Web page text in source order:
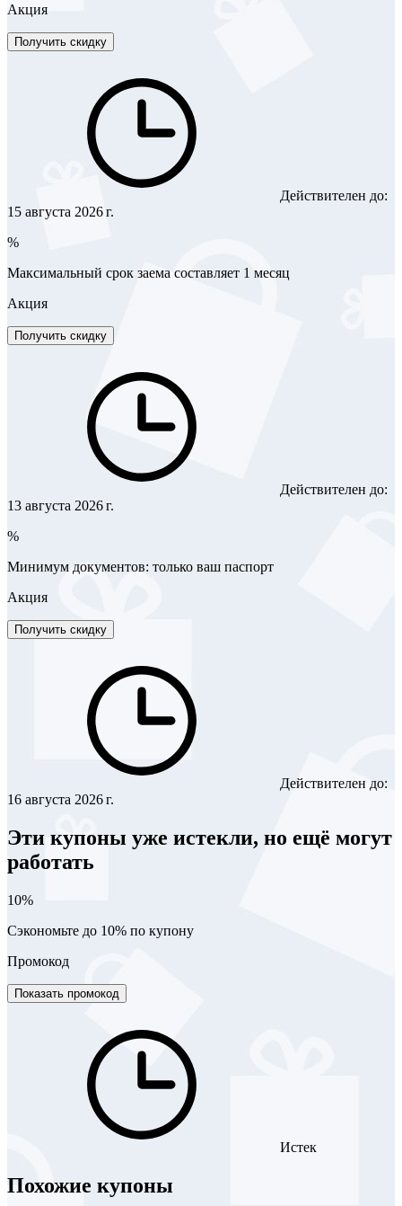
Акция
Получить скидку
Действителен до:
15 августа 2026 г.
%
Максимальный срок заема составляет 1 месяц
Акция
Получить скидку
Действителен до:
13 августа 2026 г.
%
Минимум документов: только ваш паспорт
Акция
Получить скидку
Действителен до:
16 августа 2026 г.
Эти купоны уже истекли, но ещё могут
работать
10%
Сэкономьте до 10% по купону
Промокод
Показать промокод
Истек
Похожие купоны